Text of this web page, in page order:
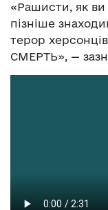
«Рашисти, як
пізніше
терор
СМЕРТЬ», —